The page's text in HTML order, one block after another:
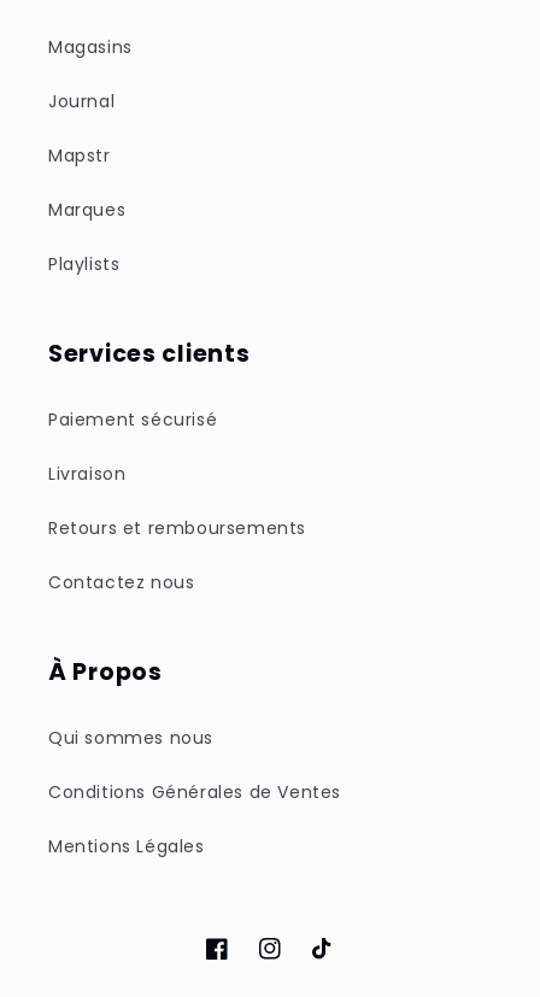
Magasins
Journal
Mapstr
Marques
Playlists
Services clients
Paiement sécurisé
Livraison
Retours et remboursements
Contactez nous
À Propos
Qui sommes nous
Conditions Générales de Ventes
Mentions Légales
FacebookInstagram
TikTok